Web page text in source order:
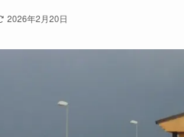
2026年2月20日